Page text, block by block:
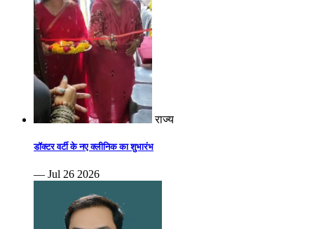
राज्य
डॉक्टर वर्टी के नए क्लीनिक का शुभारंभ
— Jul 26 2026